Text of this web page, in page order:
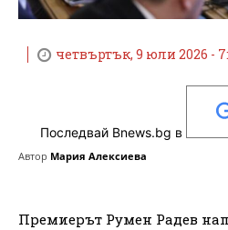
четвъртък, 9 юли 2026 -
Последвай Bnews.bg в
Автор Мария Алексиева
Премиерът Румен Радев